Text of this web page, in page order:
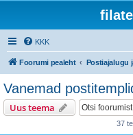
KKK
Foorumi pealeht
Vanemad
Uus teema
37